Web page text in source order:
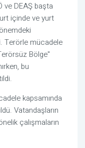
ve DEAŞ başta
içinde ve yurt
Terörle mücadele
Bölge"
bu
kapsamında
Vatandaşların
çalışmaların